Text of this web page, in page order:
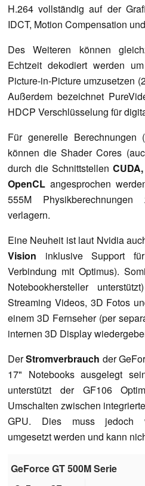
H.264 vollständig auf der
IDCT, Motion Compensation
Des Weiteren können
Echtzeit dekodiert werden
Picture-in-Picture umzusetzen
Außerdem bezeichnet
HDCP Verschlüsselung für
Für generelle Berechnungen
können die Shader Cores
durch die Schnittstellen
OpenCL angesprochen
555M
verlagern.
Eine Neuheit ist laut Nvidia
Vision inklusive Support
Verbindung mit Optimus).
Notebookhersteller
Streaming Videos, 3D Fotos
einem 3D Fernseher (per
internen 3D Display
DerStromverbrauch der
17" Notebooks ausgelegt
unterstützt der GF106
Umschalten zwischen
GPU. Dies muss jedoch
umgesetzt werden und kann
GeForce GT 500M Serie